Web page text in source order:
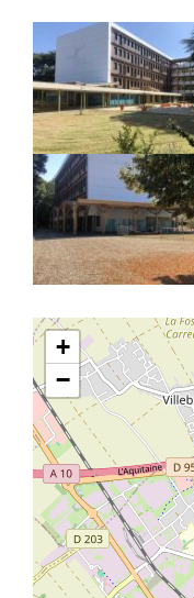
Latitude/Longitude
+
−